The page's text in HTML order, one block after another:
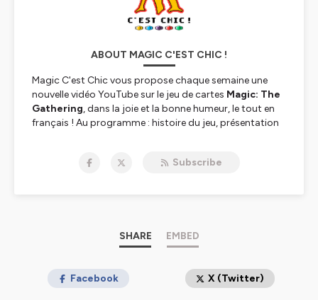
ABOUT MAGIC C'EST CHIC !
Magic C'est Chic vous propose chaque semaine une
nouvelle vidéo YouTube sur le jeu de cartes Magic: The
Gathering, dans la joie et la bonne humeur, le tout en
français ! Au programme : histoire du jeu, présentation
et bien plus !
fb.me/MagicCestChic
♥ ou sur Instagram :
Subscribe
SHARE EMBED
Facebook X (Twitter)